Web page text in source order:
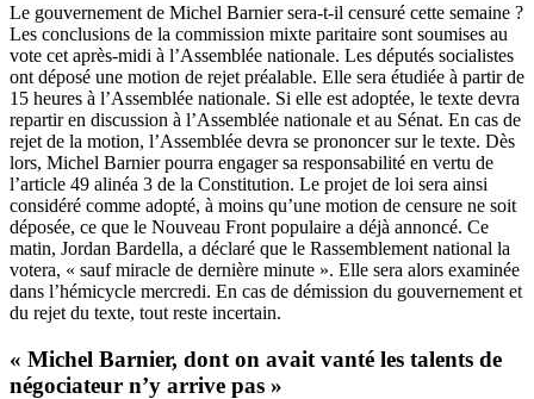
Le gouvernement de Michel Barnier sera-t-il censuré cette semaine ?
Les conclusions de la commission mixte paritaire sont soumises au
vote cet après-midi à l’Assemblée nationale. Les députés socialistes
ont déposé une motion de rejet préalable. Elle sera étudiée à partir de
15 heures à l’Assemblée nationale. Si elle est adoptée, le texte devra
repartir en discussion à l’Assemblée nationale et au Sénat. En cas de
rejet de la motion, l’Assemblée devra se prononcer sur le texte. Dès
lors, Michel Barnier pourra engager sa responsabilité en vertu de
l’article 49 alinéa 3 de la Constitution. Le projet de loi sera ainsi
considéré comme adopté, à moins qu’une motion de censure ne soit
déposée, ce que le Nouveau Front populaire a déjà annoncé. Ce
matin, Jordan Bardella, a déclaré que le Rassemblement national la
votera, « sauf miracle de dernière minute ». Elle sera alors examinée
dans l’hémicycle mercredi. En cas de démission du gouvernement et
du rejet du texte, tout reste incertain.
« Michel Barnier, dont on avait vanté les talents de
négociateur n’y arrive pas »